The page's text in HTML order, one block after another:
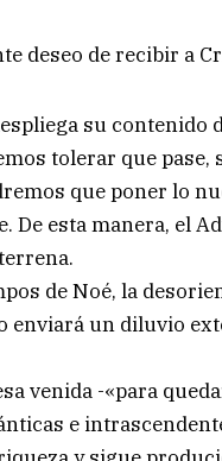
deseo de recibir a
su
tolerar que
que poner lo
De esta manera, el
de Noé, la
enviará un diluvio
venida -«para
e